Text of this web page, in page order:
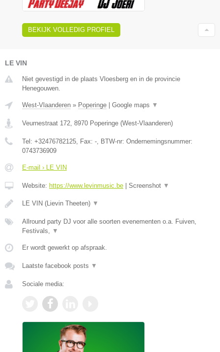
BEKIJK VOLLEDIG PROFIEL
LE VIN
Niet gevestigd in de plaats Vloesberg en in de provincie
Henegouwen.
West-Vlaanderen » Poperinge Google maps ▼
Veurnestraat 172, 8970 Poperinge (West-Vlaanderen)
Tel: +32476782125, Fax: -, BTW-nr: Ondernemingsnummer:
0743736909
E-mail › LE VIN
Website: https://www.levinmusic.be Screenshot ▼
LE VIN (Lievin Theeten) ▼
Allround party DJ voor alle soorten evenementen o.a. Fuiven,
Festivals, ▼
Er wordt gewerkt op afspraak.
Laatste facebook posts ▼
Sociale media: